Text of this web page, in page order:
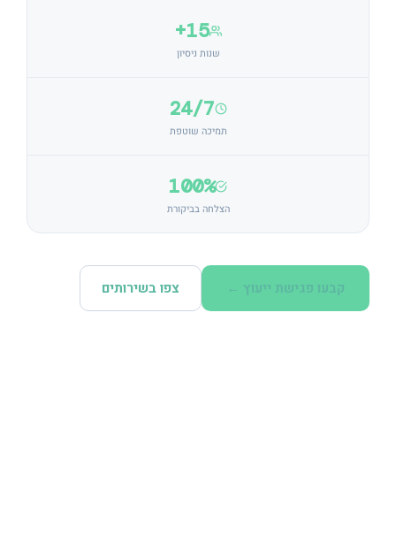
15+
שנות ניסיון
24/7
תמיכה שוטפת
100%
הצלחה בביקורת
קבעו פגישת ייעוץ ← צפו בשירותים